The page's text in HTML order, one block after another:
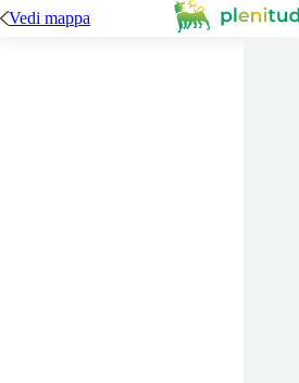
Vedi mappa